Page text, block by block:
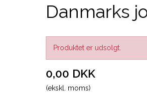
Danmarks
Produktet er udsolgt.
0,00 DKK
(ekskl. moms)